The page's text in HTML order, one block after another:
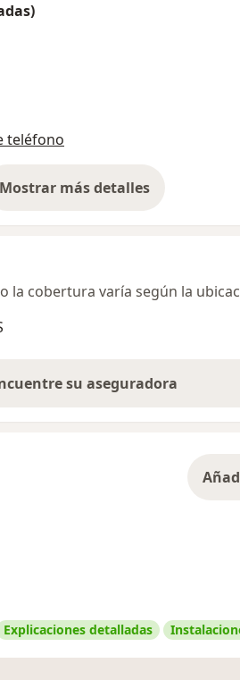
teléfono
Mostrar más detalles
sobre la dirección
la cobertura varía según la
su aseguradora
Explicaciones detalladas